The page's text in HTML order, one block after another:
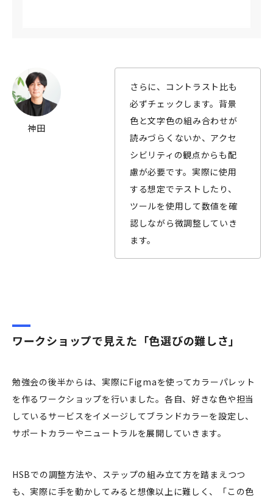
神田
さらに、コントラスト比も
必ずチェックします。背景
色と文字色の組み合わせが
読みづらくないか、アクセ
シビリティの観点からも配
慮が必要です。実際に使用
する想定でテストしたり、
ツールを使用して数値を確
認しながら微調整していき
ます。
ワークショップで見えた「色選びの難しさ」
勉強会の後半からは、実際にFigmaを使ってカラーパレット
を作るワークショップを行いました。各自、好きな色や担当
しているサービスをイメージしてブランドカラーを設定し、
サポートカラーやニュートラルを展開していきます。
HSBでの調整方法や、ステップの組み立て方を踏まえつつ
も、実際に手を動かしてみると想像以上に難しく、「この色